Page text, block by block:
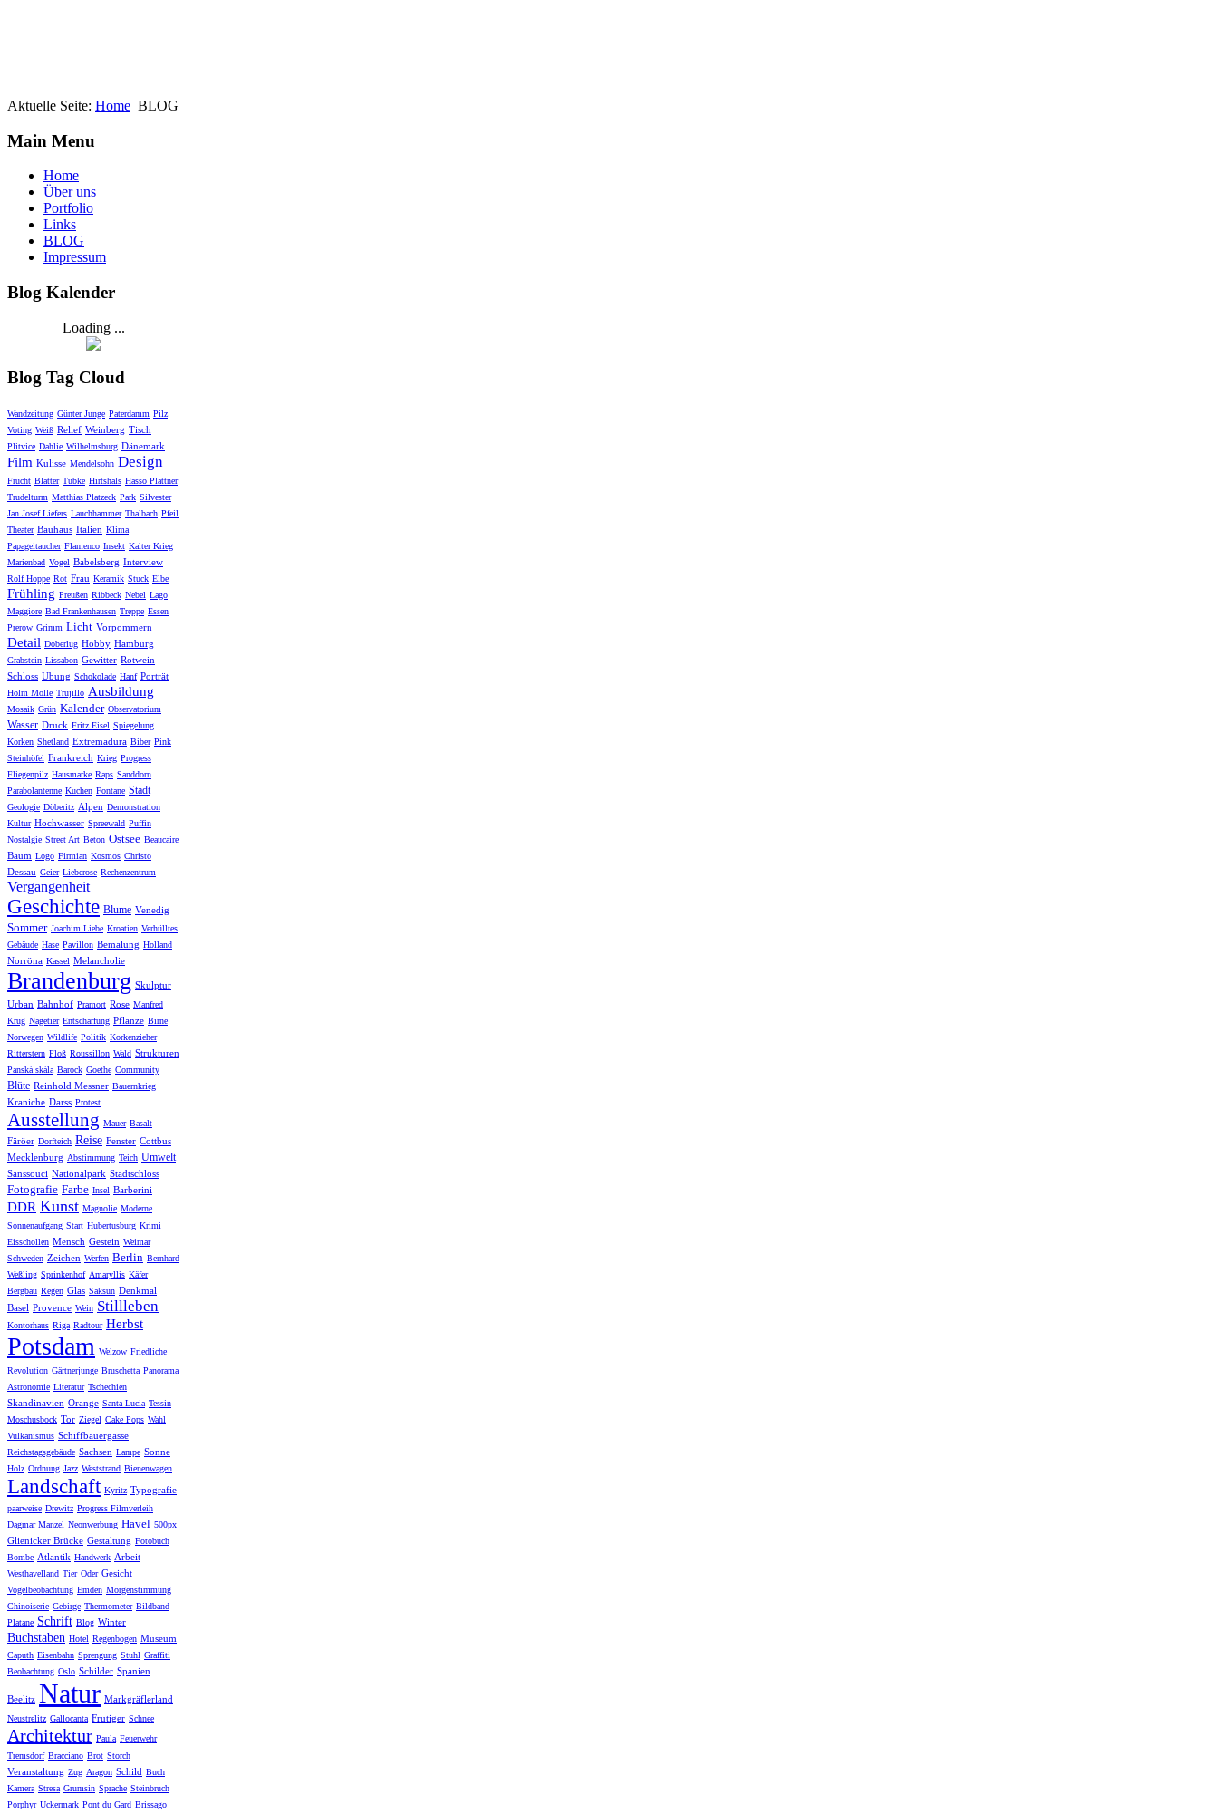
Aktuelle Seite: Home BLOG
Main Menu
Home
Über uns
Portfolio
Links
BLOG
Impressum
Blog Kalender
Loading ...
Blog Tag Cloud
Wandzeitung Günter Junge Paterdamm Pilz
Voting Weiß Relief Weinberg Tisch
Plitvice Dahlie Wilhelmsburg Dänemark
Film Kulisse Mendelsohn Design
Frucht Blätter Tübke Hirtshals Hasso Plattner
Trudelturm Matthias Platzeck Park Silvester
Jan Josef Liefers Lauchhammer Thalbach Pfeil
Theater Bauhaus Italien Klima
Papageitaucher Flamenco Insekt Kalter Krieg
Marienbad Vogel Babelsberg Interview
Rolf Hoppe Rot Frau Keramik Stuck Elbe
Frühling Preußen Ribbeck Nebel Lago
Maggiore Bad Frankenhausen Treppe Essen
Prerow Grimm Licht Vorpommern
Detail Doberlug Hobby Hamburg
Grabstein Lissabon Gewitter Rotwein
Schloss Übung Schokolade Hanf Porträt
Holm Molle Trujillo Ausbildung
Mosaik Grün Kalender Observatorium
Wasser Druck Fritz Eisel Spiegelung
Korken Shetland Extremadura Biber Pink
Steinhöfel Frankreich Krieg Progress
Fliegenpilz Hausmarke Raps Sanddorn
Parabolantenne Kuchen Fontane Stadt
Geologie Döberitz Alpen Demonstration
Kultur Hochwasser Spreewald Puffin
Nostalgie Street Art Beton Ostsee Beaucaire
Baum Logo Firmian Kosmos Christo
Dessau Geier Lieberose Rechenzentrum
Vergangenheit
Geschichte Blume Venedig
Sommer Joachim Liebe Kroatien Verhülltes
Gebäude Hase Pavillon Bemalung Holland
Norröna Kassel Melancholie
Brandenburg Skulptur
Urban Bahnhof Pramort Rose Manfred
Krug Nagetier Entschärfung Pflanze Birne
Norwegen Wildlife Politik Korkenzieher
Ritterstern Floß Roussillon Wald Strukturen
Panská skála Barock Goethe Community
Blüte Reinhold Messner Bauernkrieg
Kraniche Darss Protest
Ausstellung Mauer Basalt
Färöer Dorfteich Reise Fenster Cottbus
Mecklenburg Abstimmung Teich Umwelt
Sanssouci Nationalpark Stadtschloss
Fotografie Farbe Insel Barberini
DDR Kunst Magnolie Moderne
Sonnenaufgang Start Hubertusburg Krimi
Eisschollen Mensch Gestein Weimar
Schweden Zeichen Werfen Berlin Bernhard
Weßling Sprinkenhof Amaryllis Käfer
Bergbau Regen Glas Saksun Denkmal
Basel Provence Wein Stillleben
Kontorhaus Riga Radtour Herbst
Potsdam Welzow Friedliche
Revolution Gärtnerjunge Bruschetta Panorama
Astronomie Literatur Tschechien
Skandinavien Orange Santa Lucia Tessin
Moschusbock Tor Ziegel Cake Pops Wahl
Vulkanismus Schiffbauergasse
Reichstagsgebäude Sachsen Lampe Sonne
Holz Ordnung Jazz Weststrand Bienenwagen
Landschaft Kyritz Typografie
paarweise Drewitz Progress Filmverleih
Dagmar Manzel Neonwerbung Havel 500px
Glienicker Brücke Gestaltung Fotobuch
Bombe Atlantik Handwerk Arbeit
Westhavelland Tier Oder Gesicht
Vogelbeobachtung Emden Morgenstimmung
Chinoiserie Gebirge Thermometer Bildband
Platane Schrift Blog Winter
Buchstaben Hotel Regenbogen Museum
Caputh Eisenbahn Sprengung Stuhl Graffiti
Beobachtung Oslo Schilder Spanien
Beelitz Natur Markgräflerland
Neustrelitz Gallocanta Frutiger Schnee
Architektur Paula Feuerwehr
Tremsdorf Bracciano Brot Storch
Veranstaltung Zug Aragon Schild Buch
Kamera Stresa Grumsin Sprache Steinbruch
Porphyr Uckermark Pont du Gard Brissago